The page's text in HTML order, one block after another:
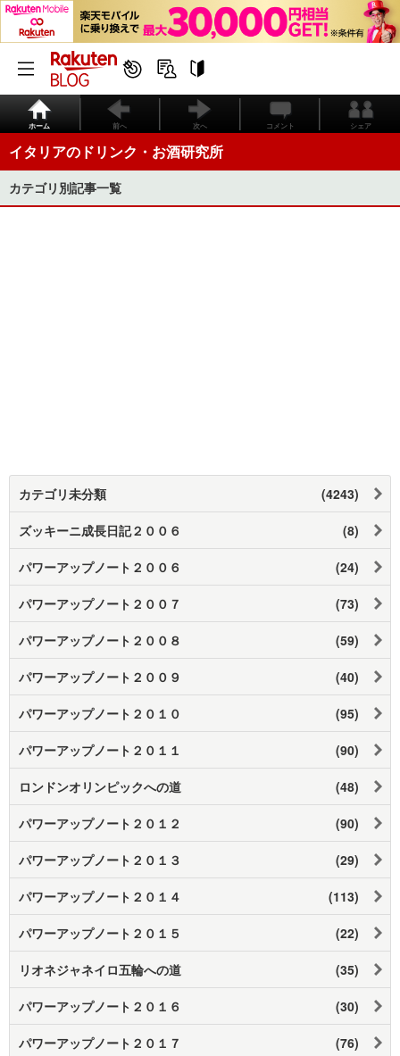
ホーム 前へ 次へ コメント シェア
イタリアのドリンク・お酒研究所
カテゴリ別記事一覧
カテゴリ未分類 (4243)
ズッキーニ成長日記２００６ (8)
パワーアップノート２００６ (24)
パワーアップノート２００７ (73)
パワーアップノート２００８ (59)
パワーアップノート２００９ (40)
パワーアップノート２０１０ (95)
パワーアップノート２０１１ (90)
ロンドンオリンピックへの道 (48)
パワーアップノート２０１２ (90)
パワーアップノート２０１３ (29)
パワーアップノート２０１４ (113)
パワーアップノート２０１５ (22)
リオネジャネイロ五輪への道 (35)
パワーアップノート２０１６ (30)
パワーアップノート２０１７ (76)